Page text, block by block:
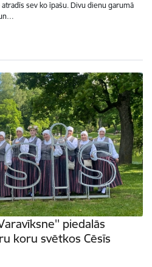
sev ko īpašu. Divu dienu garumā
piedalās
koru svētkos Cēsīs